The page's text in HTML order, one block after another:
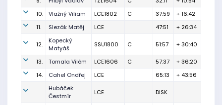
10.
Vlažný Viliam LCE1802 C 37:59
+ 16:42
11.
Slezák Matěj LCE 47:51 + 26:34
12.
Kopecký
Matyáš
SSU1800 C 51:57 + 30:40
13. Tomala Vilém LCE1606 C 57:37
+ 36:20
14.
Cahel Ondřej LCE 65:13
+ 43:56
Hubáček
Čestmír
LCE DISK